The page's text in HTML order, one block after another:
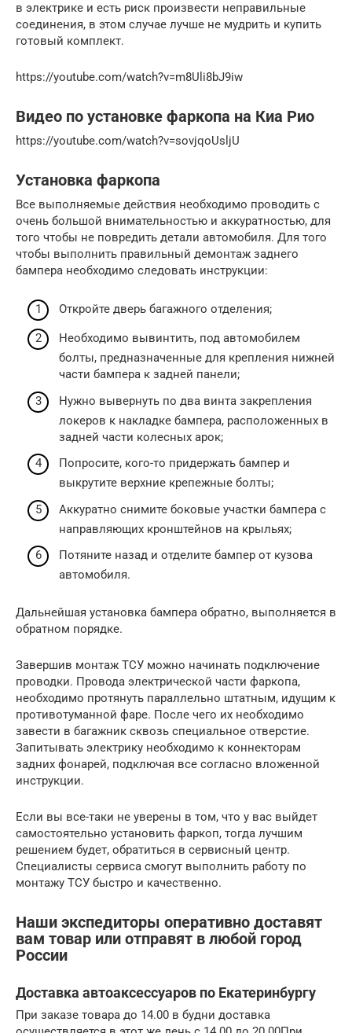
в электрике и есть риск произвести неправильные
соединения, в этом случае лучше не мудрить и купить
готовый комплект.
https://youtube.com/watch?v=m8Uli8bJ9iw
Видео по установке фаркопа на Киа Рио
https://youtube.com/watch?v=sovjqoUsljU
Установка фаркопа
Все выполняемые действия необходимо проводить с
очень большой внимательностью и аккуратностью, для
того чтобы не повредить детали автомобиля. Для того
чтобы выполнить правильный демонтаж заднего
бампера необходимо следовать инструкции:
Откройте дверь багажного отделения;
Необходимо вывинтить, под автомобилем
болты, предназначенные для крепления нижней
части бампера к задней панели;
Нужно вывернуть по два винта закрепления
локеров к накладке бампера, расположенных в
задней части колесных арок;
Попросите, кого-то придержать бампер и
выкрутите верхние крепежные болты;
Аккуратно снимите боковые участки бампера с
направляющих кронштейнов на крыльях;
Потяните назад и отделите бампер от кузова
автомобиля.
Дальнейшая установка бампера обратно, выполняется в
обратном порядке.
Завершив монтаж ТСУ можно начинать подключение
проводки. Провода электрической части фаркопа,
необходимо протянуть параллельно штатным, идущим к
противотуманной фаре. После чего их необходимо
завести в багажник сквозь специальное отверстие.
Запитывать электрику необходимо к коннекторам
задних фонарей, подключая все согласно вложенной
инструкции.
Если вы все-таки не уверены в том, что у вас выйдет
самостоятельно установить фаркоп, тогда лучшим
решением будет, обратиться в сервисный центр.
Специалисты сервиса смогут выполнить работу по
монтажу ТСУ быстро и качественно.
Наши экспедиторы оперативно доставят
вам товар или отправят в любой город
России
Доставка автоаксессуаров по Екатеринбургу
При заказе товара до 14.00 в будни доставка